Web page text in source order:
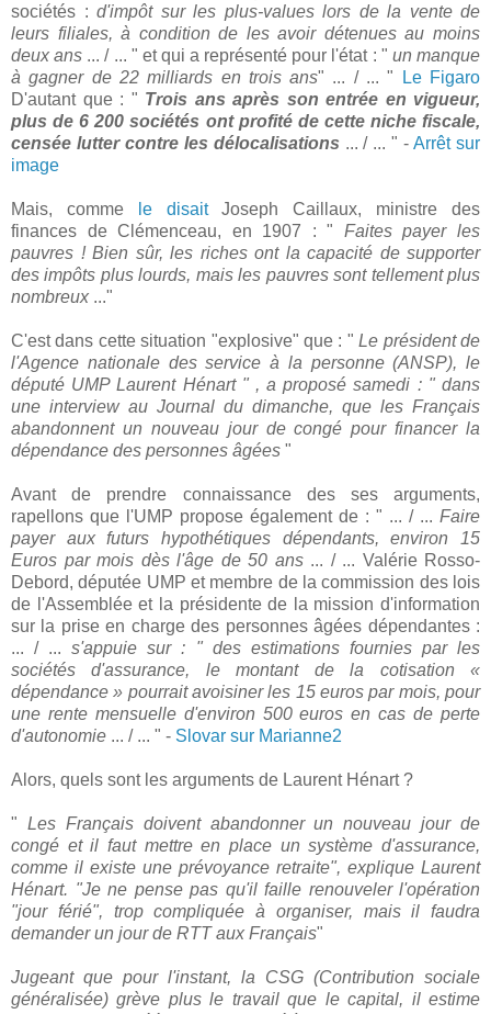
sociétés : d'impôt sur les plus-values lors de la vente de
leurs filiales, à condition de les avoir détenues au moins
deux ans ... / ... " et qui a représenté pour l'état : " un manque
à gagner de 22 milliards en trois ans" ... / ... "
Le Figaro
D'autant que : " Trois ans après son entrée en vigueur,
plus de 6 200 sociétés ont profité de cette niche fiscale,
censée lutter contre les délocalisations ... / ... " -Arrêt sur
image
Mais, comme le disaitJoseph Caillaux, ministre des
finances de Clémenceau, en 1907 : " Faites payer les
pauvres ! Bien sûr, les riches ont la capacité de supporter
des impôts plus lourds, mais les pauvres sont tellement plus
nombreux ..."
C'est dans cette situation "explosive" que : "Le président de
l'Agence nationale des service à la personne (ANSP), le
député UMP Laurent Hénart " , a proposé samedi : " dans
une interview au Journal du dimanche, que les Français
abandonnent un nouveau jour de congé pour financer la
dépendance des personnes âgées "
Avant de prendre connaissance des ses arguments,
rapellons que l'UMP propose également de : " ... / ... Faire
payer aux futurs hypothétiques dépendants, environ 15
Euros par mois dès l'âge de 50 ans ... / ... Valérie Rosso-
Debord, députée UMP et membre de la commission des lois
de l'Assemblée et la présidente de la mission d'information
sur la prise en charge des personnes âgées dépendantes :
... / ... s'appuie sur : " des estimations fournies par les
sociétés d'assurance, le montant de la cotisation «
dépendance » pourrait avoisiner les 15 euros par mois, pour
une rente mensuelle d'environ 500 euros en cas de perte
d'autonomie ... / ... " - Slovar sur Marianne2
Alors, quels sont les arguments de Laurent Hénart ?
" Les Français doivent abandonner un nouveau jour de
congé et il faut mettre en place un système d'assurance,
comme il existe une prévoyance retraite", explique Laurent
Hénart. "Je ne pense pas qu'il faille renouveler l'opération
"jour férié", trop compliquée à organiser, mais il faudra
demander un jour de RTT aux Français"
Jugeant que pour l'instant, la CSG (Contribution sociale
généralisée) grève plus le travail que le capital, il estime